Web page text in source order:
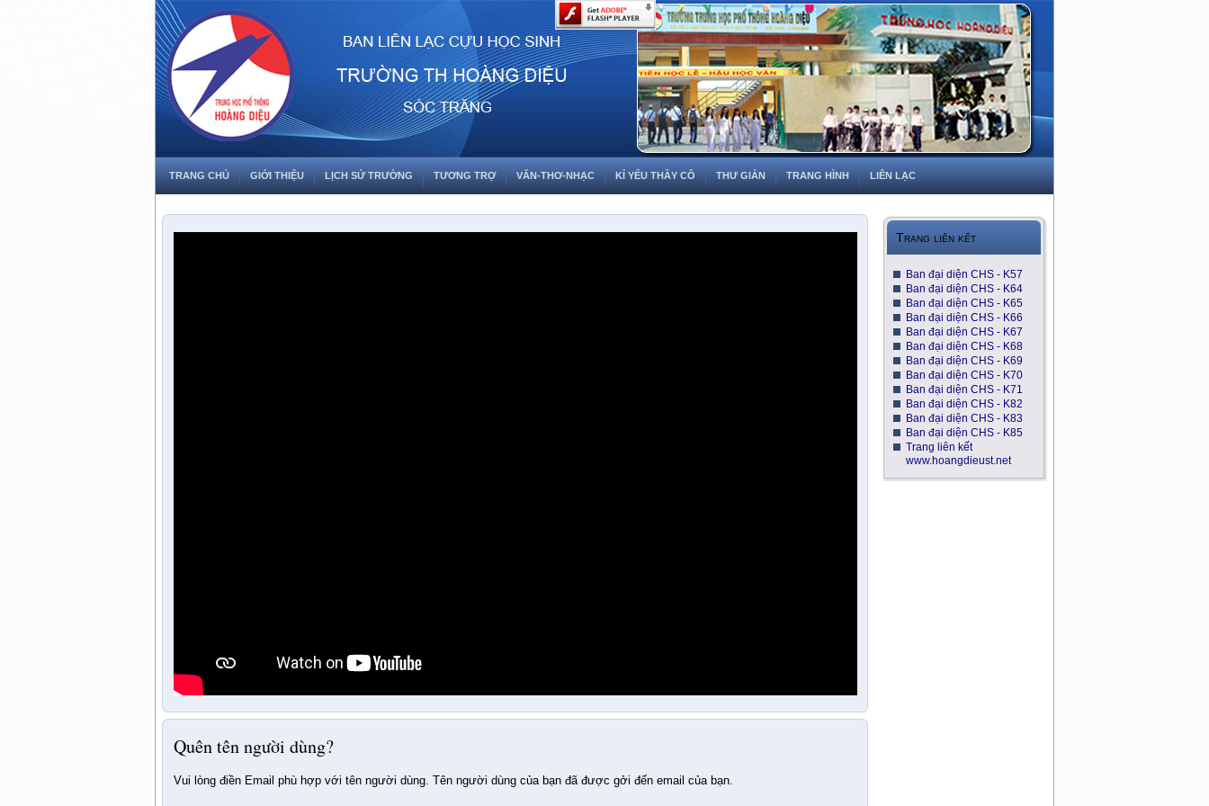
TRANG CHỦ GIỚI THIỆU LỊCH SỬ TRƯỜNG TƯƠNG TRỢ VĂN-THƠ-NHẠC KỈ YẾU THẦY CÔ THƯ GIẢN TRANG HÌNH LIÊN LẠC
Quên tên người dùng?
Vui lòng điền Email phù hợp với tên người dùng. Tên người dùng của bạn đã được gởi đến email của bạn.
Trang liên kết
Ban đại diện CHS - K57
Ban đại diện CHS - K64
Ban đại diện CHS - K65
Ban đại diện CHS - K66
Ban đại diện CHS - K67
Ban đại diện CHS - K68
Ban đại diện CHS - K69
Ban đại diện CHS - K70
Ban đại diện CHS - K71
Ban đại diện CHS - K82
Ban đại diện CHS - K83
Ban đại diện CHS - K85
Trang liên kết
www.hoangdieust.net